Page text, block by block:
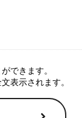
できます。
表示されます。